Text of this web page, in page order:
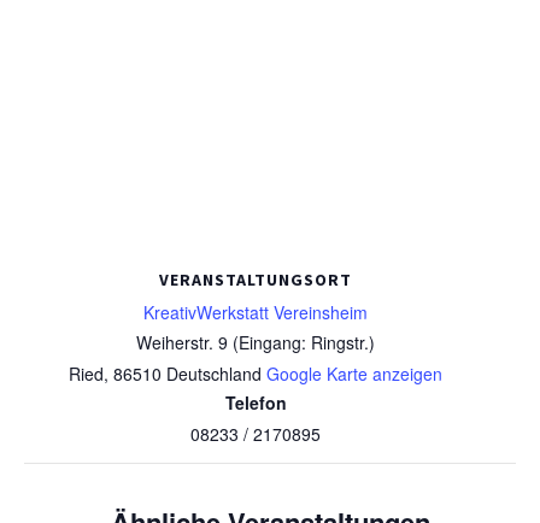
VERANSTALTUNGSORT
KreativWerkstatt Vereinsheim
Weiherstr. 9 (Eingang: Ringstr.)
Ried, 86510 Deutschland Google Karte anzeigen
Telefon
08233 / 2170895